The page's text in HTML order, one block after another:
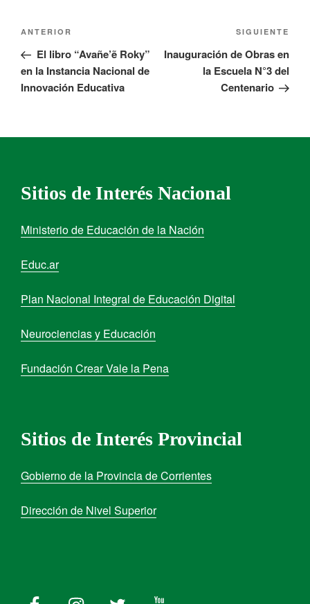
ANTERIOR
El libro “Avañe’ẽ Roky”
en la Instancia Nacional de
Innovación Educativa
SIGUIENTE
Inauguración de Obras en
la Escuela N°3 del
Centenario
Sitios de Interés Nacional
Ministerio de Educación de la Nación
Educ.ar
Plan Nacional Integral de Educación Digital
Neurociencias y Educación
Fundación Crear Vale la Pena
Sitios de Interés Provincial
Gobierno de la Provincia de Corrientes
Dirección de Nivel Superior